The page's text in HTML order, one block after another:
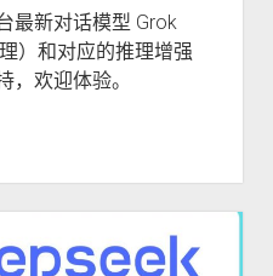
最新对话模型 Grok
）和对应的推理增强
，欢迎体验。